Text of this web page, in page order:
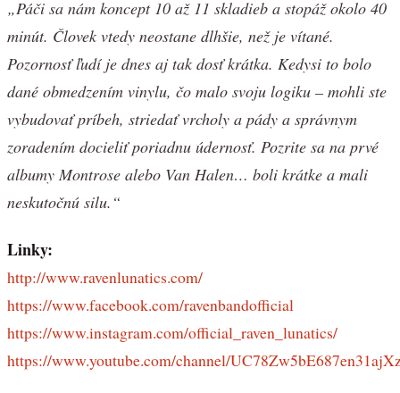
„Páči sa nám koncept 10 až 11 skladieb a stopáž okolo 40
minút. Človek vtedy neostane dlhšie, než je vítané.
Pozornosť ľudí je dnes aj tak dosť krátka. Kedysi to bolo
dané obmedzením vinylu, čo malo svoju logiku – mohli ste
vybudovať príbeh, striedať vrcholy a pády a správnym
zoradením docieliť poriadnu údernosť. Pozrite sa na prvé
albumy Montrose alebo Van Halen… boli krátke a mali
neskutočnú silu.“
Linky:
http://www.ravenlunatics.com/
https://www.facebook.com/ravenbandofficial
https://www.instagram.com/official_raven_lunatics/
https://www.youtube.com/channel/